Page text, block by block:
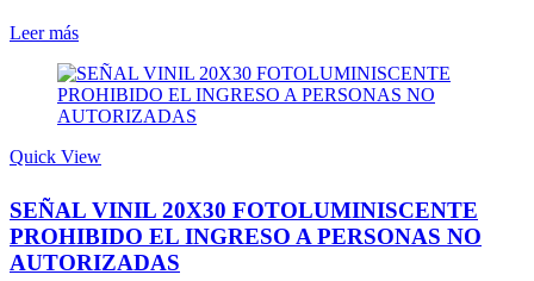
Leer más
Quick View
SEÑAL VINIL 20X30 FOTOLUMINISCENTE
PROHIBIDO EL INGRESO A PERSONAS NO
AUTORIZADAS